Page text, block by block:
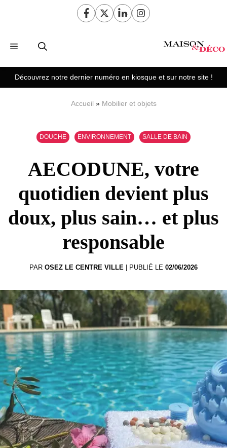
Menu
Découvrez notre dernier numéro en kiosque et sur notre site !
Accueil » Mobilier et objets
DOUCHE ENVIRONNEMENT SALLE DE BAIN
AECODUNE, votre
quotidien devient plus
doux, plus sain… et plus
responsable
PAR OSEZ LE CENTRE VILLE PUBLIÉ LE 02/06/2026